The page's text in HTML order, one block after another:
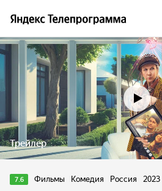
Трейлер
7.6 Фильмы Комедия Россия 2023